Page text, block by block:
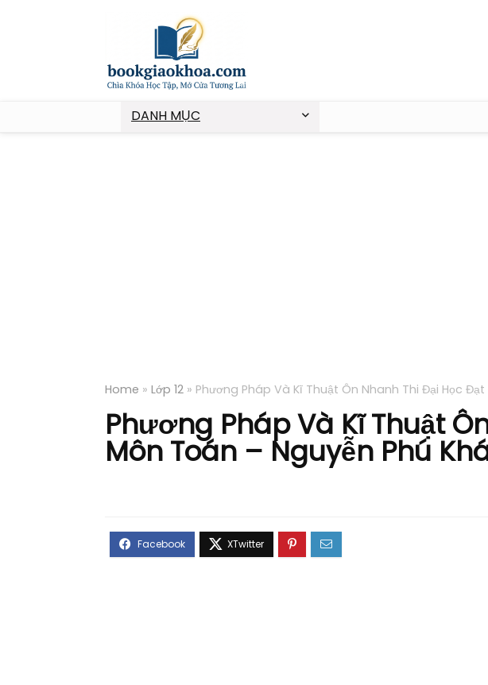
DANH MỤC
Home » Lớp 12 » Phương Pháp Và Kĩ Thuật Ôn Nhanh Thi Đại Học
Phương Pháp Và Kĩ Thuật
Môn Toán – Nguyễn Phú